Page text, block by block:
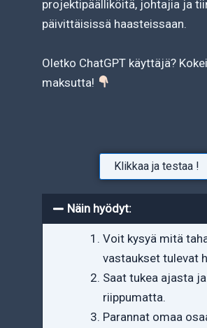
projektipäälliköitä, johtajia ja
päivittäisissä haasteissaan.
Oletko ChatGPT käyttäjä?
maksutta!
Klikkaa ja testaa !
Näin hyödyt:
Voit kysyä mitä
vastaukset tulevat
Saat tukea ajasta
riippumatta.
Parannat omaa